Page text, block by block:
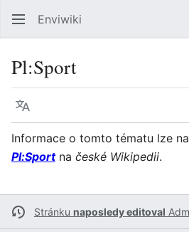
Enviwiki
Pl:Sport
Jazyk
Informace o tomto tématu lze
Pl:Sportna české Wikipedii.
Stránku naposledy editoval